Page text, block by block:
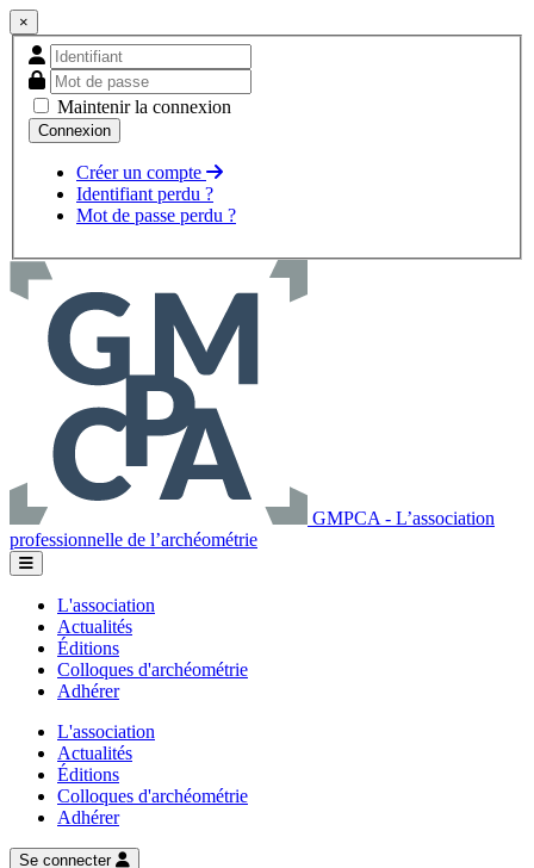
×
Maintenir la connexion
Créer un compte
Identifiant perdu ?
Mot de passe perdu ?
GMPCA - L’association
professionnelle de l’archéométrie
L'association
Actualités
Éditions
Colloques d'archéométrie
Adhérer
L'association
Actualités
Éditions
Colloques d'archéométrie
Adhérer
Se connecter